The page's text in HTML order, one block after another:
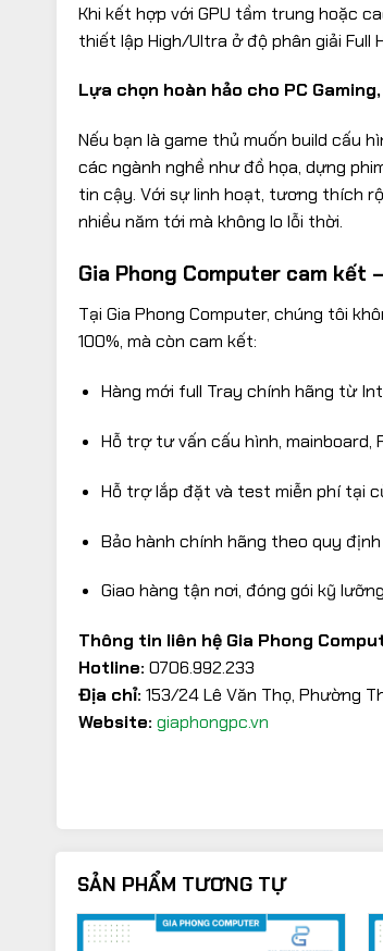
Khi kết hợp với GPU tầm trung hoặc
thiết lập High/Ultra ở độ phân giải Full
Lựa chọn hoàn hảo cho PC
Nếu bạn là game thủ muốn build cấu
các ngành nghề như đồ họa, dựng
tin cậy. Với sự linh hoạt, tương thích
nhiều năm tới mà không lo lỗi thời.
Gia Phong Computer cam kết
Tại Gia Phong Computer, chúng tôi
100%, mà còn cam kết:
Hàng mới full Tray chính hãng từ
Hỗ trợ tư vấn cấu hình, mainboard,
Hỗ trợ lắp đặt và test miễn phí tại
Bảo hành chính hãng theo quy
Giao hàng tận nơi, đóng gói kỹ
Thông tin liên hệ Gia Phong
Hotline: 0706.992.233
Địa chỉ: 153/24 Lê Văn Thọ, Phường
Website: giaphongpc.vn
SẢN PHẨM TƯƠNG TỰ